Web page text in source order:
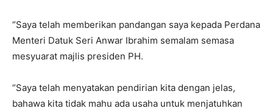
“Saya telah memberikan pandangan saya kepada Perdana
Menteri Datuk Seri Anwar Ibrahim semalam semasa
mesyuarat majlis presiden PH.
“Saya telah menyatakan pendirian kita dengan jelas,
bahawa kita tidak mahu ada usaha untuk menjatuhkan